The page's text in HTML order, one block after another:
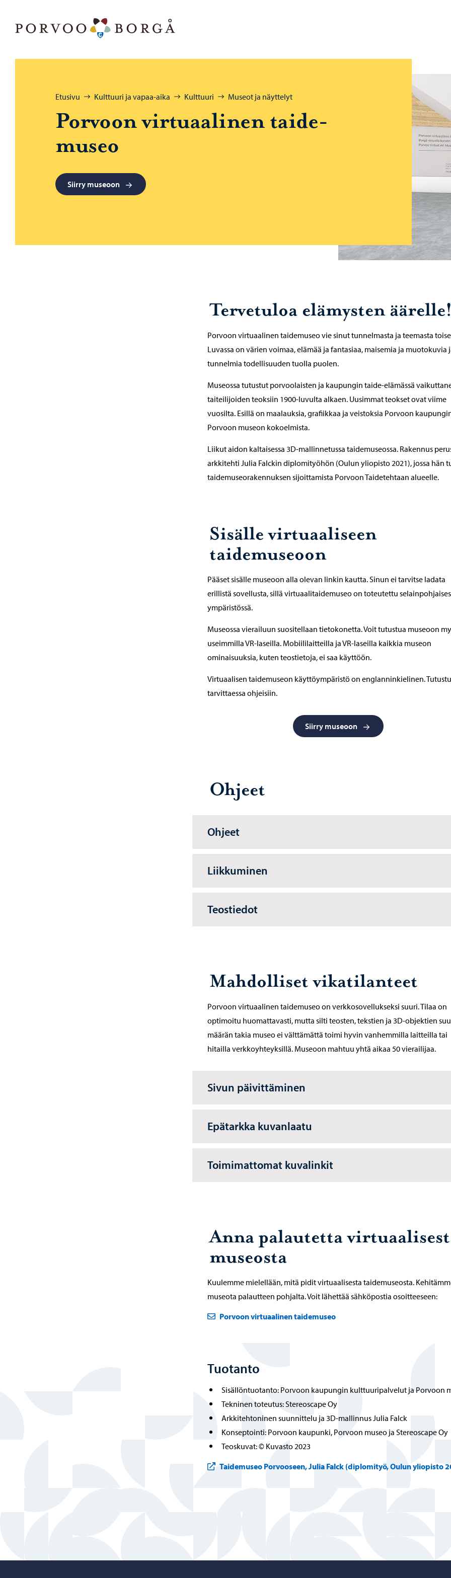
Selaa:
Etusivu Kulttuuri ja vapaa-aika Kulttuuri Museot ja näyttelyt
Por­voon vir­tu­aa­li­nen tai­de­
museo
Siirry museoon
Tervetuloa elämysten
Porvoon virtuaalinen taidemuseo vie sinut tunnelmasta ja teemasta
Luvassa on värien voimaa, elämää ja fantasiaa, maisemia ja muotokuvia
tunnelmia todellisuuden tuolla puolen.
Museossa tutustut porvoolaisten ja kaupungin taide-elämässä
taiteilijoiden teoksiin 1900-luvulta alkaen. Uusimmat teokset ovat viime
vuosilta. Esillä on maalauksia, grafiikkaa ja veistoksia Porvoon
Porvoon museon kokoelmista.
Liikut aidon kaltaisessa 3D-mallinnetussa taidemuseossa. Rakennus
arkkitehti Julia Falckin diplomityöhön (Oulun yliopisto 2021), jossa hän
taidemuseorakennuksen sijoittamista Porvoon Taidetehtaan alueelle.
Sisälle virtuaaliseen
taidemuseoon
Pääset sisälle museoon alla olevan linkin kautta. Sinun ei tarvitse ladata
erillistä sovellusta, sillä virtuaalitaidemuseo on toteutettu
ympäristössä.
Museossa vierailuun suositellaan tietokonetta. Voit tutustua museoon
useimmilla VR-laseilla. Mobiililaitteilla ja VR-laseilla kaikkia museon
ominaisuuksia, kuten teostietoja, ei saa käyttöön.
Virtuaalisen taidemuseon käyttöympäristö on englanninkielinen. Tutustu
tarvittaessa ohjeisiin.
Siirry museoon
Ohjeet
Ohjeet
Liikkuminen
Teostiedot
Mahdolliset vikatilanteet
Porvoon virtuaalinen taidemuseo on verkkosovellukseksi suuri. Tilaa on
optimoitu huomattavasti, mutta silti teosten, tekstien ja 3D-objektien
määrän takia museo ei välttämättä toimi hyvin vanhemmilla laitteilla tai
hitailla verkkoyhteyksillä. Museoon mahtuu yhtä aikaa 50 vierailijaa.
Sivun päivittäminen
Epätarkka kuvanlaatu
Toimimattomat kuvalinkit
Anna palautetta
museosta
Kuulemme mielellään, mitä pidit virtuaalisesta taidemuseosta.
museota palautteen pohjalta. Voit lähettää sähköpostia osoitteeseen:
Porvoon virtuaalinen taidemuseo
Tuotanto
Sisällöntuotanto: Porvoon kaupungin kulttuuripalvelut ja Porvoon
Tekninen toteutus: Stereoscape Oy
Arkkitehtoninen suunnittelu ja 3D-mallinnus Julia Falck
Konseptointi: Porvoon kaupunki, Porvoon museo ja Stereoscape Oy
Teoskuvat: © Kuvasto 2023
Taidemuseo Porvooseen, Julia Falck (diplomityö, Oulun yliopisto